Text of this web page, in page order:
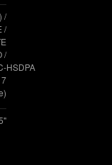
/
/
/
7